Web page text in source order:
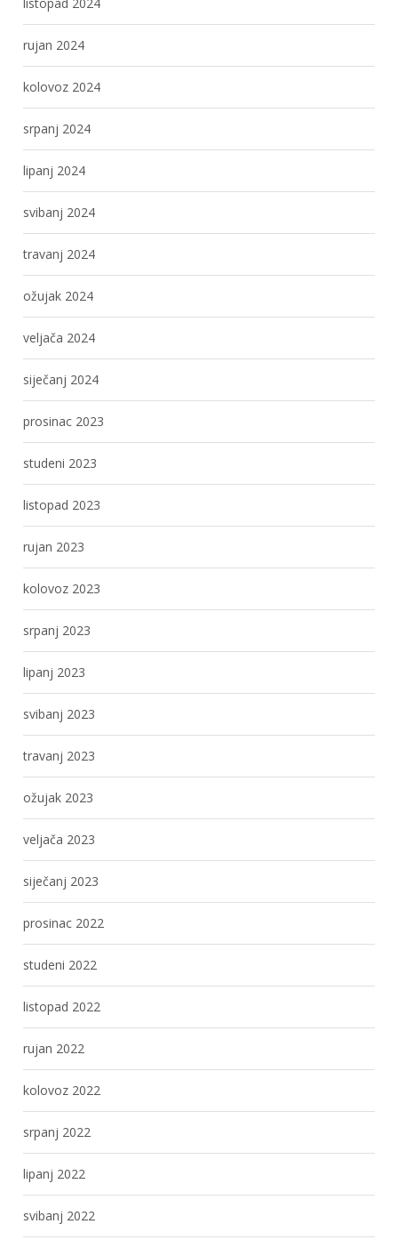
rujan 2024
kolovoz 2024
srpanj 2024
lipanj 2024
svibanj 2024
travanj 2024
ožujak 2024
veljača 2024
siječanj 2024
prosinac 2023
studeni 2023
listopad 2023
rujan 2023
kolovoz 2023
srpanj 2023
lipanj 2023
svibanj 2023
travanj 2023
ožujak 2023
veljača 2023
siječanj 2023
prosinac 2022
studeni 2022
listopad 2022
rujan 2022
kolovoz 2022
srpanj 2022
lipanj 2022
svibanj 2022